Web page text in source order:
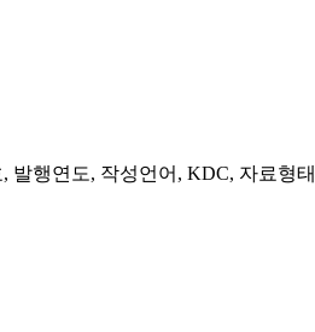
발행연도, 작성언어, KDC, 자료형